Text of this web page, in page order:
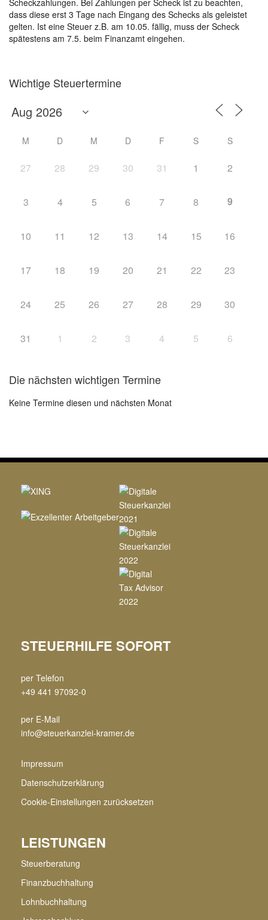
Scheckzahlungen. Bei Zahlungen per Scheck ist zu beachten,
dass diese erst 3 Tage nach Eingang des Schecks als geleistet
gelten. Ist eine Steuer z.B. am 10.05. fällig, muss der Scheck
spätestens am 7.5. beim Finanzamt eingehen.
Wichtige Steuertermine
M D M D F S S
27 28 29 30 31 1 2
3 4 5 6 7 8 9
10 11 12 13 14 15 16
17 18 19 20 21 22 23
24 25 26 27 28 29 30
31 1 2 3 4 5 6
Die nächsten wichtigen Termine
Keine Termine diesen und nächsten Monat
STEUERHILFE SOFORT
per Telefon
+49 441 97092-0
per E-Mail
info@steuerkanzlei-kramer.de
Impressum
Datenschutzerklärung
Cookie-Einstellungen zurücksetzen
LEISTUNGEN
Steuerberatung
Finanzbuchhaltung
Lohnbuchhaltung